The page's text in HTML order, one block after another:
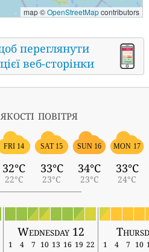
map ©OpenStreetMapcontributors
переглянути
веб-сторінки
повітря
FRI 14
32°C
22°C
SAT 15
33°C
23°C
SUN 16
34°C
23°C
MON 17
33°C
24°C
Wednesday 12
1 4 7 10 13 16 19 22 1 4 7 10